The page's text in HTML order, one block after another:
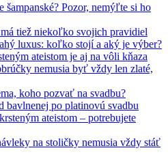
šampanské? Pozor, nemýľte si ho
tiež niekoľko svojich pravidiel
luxus: koľko stojí a aký je výber?
ateistom je aj na vôli kňaza
nemusia byť vždy len zlaté,
koho pozvať na svadbu?
bavlnenej po platinovú svadbu
ateistom – potrebujete
na stoličky nemusia vždy stáť